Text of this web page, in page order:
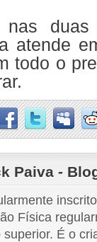
duas
atende
todo o
Paiva -
Física
É o